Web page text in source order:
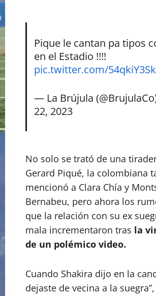
Pique le cantan pa tipos
en el Estadio !!!!
pic.twitter.com/
— La Brújula
22, 2023
No solo se trató de una
Gerard Piqué, la colombiana
mencionó a Clara Chía y
Bernabeu, pero ahora los
que la relación con su ex
mala incrementaron tras la
de un polémico video.
Cuando Shakira dijo en la
dejaste de vecina a la